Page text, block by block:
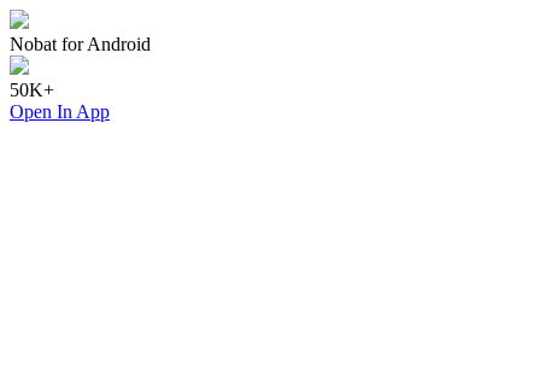
Nobat for Android
50K+
Open In App